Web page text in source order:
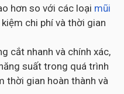
hơn so với các loại mũi
chi phí và thời gian
cắt nhanh và chính xác,
suất trong quá trình
thời gian hoàn thành và